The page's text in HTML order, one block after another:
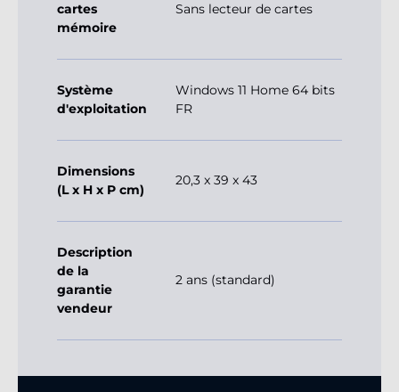
cartes
mémoire
Sans lecteur de cartes
Système
d'exploitation
Windows 11 Home 64 bits
FR
Dimensions
(L x H x P cm)
20,3 x 39 x 43
Description
de la
garantie
vendeur
2 ans (standard)